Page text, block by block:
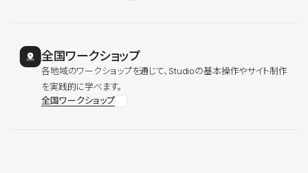
全国ワークショップ
各地域のワークショップを通じて、Studioの基本操作やサイト制作
を実践的に学べます。
全国ワークショップ